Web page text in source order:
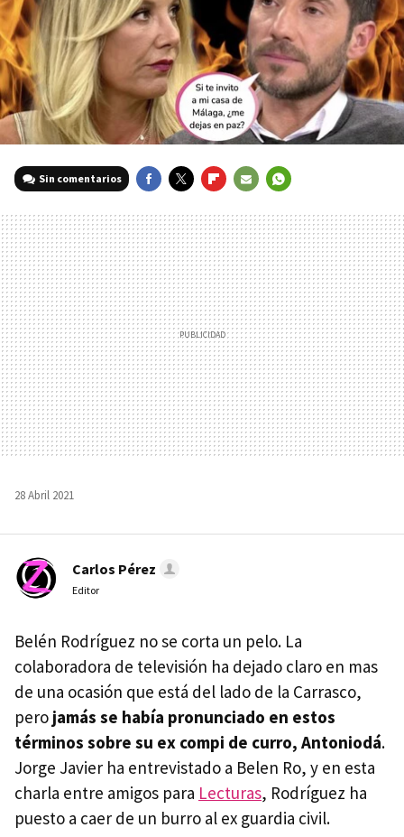
Sin comentarios
MAIL
28 Abril 2021
Carlos Pérez
Editor
Belén Rodríguez no se corta un pelo. La
colaboradora de televisión ha dejado claro en mas
de una ocasión que está del lado de la Carrasco,
pero jamás se había pronunciado en estos
términos sobre su ex compi de curro, Antoniodá.
Jorge Javier ha entrevistado a Belen Ro, y en esta
charla entre amigos para Lecturas, Rodríguez ha
puesto a caer de un burro al ex guardia civil.